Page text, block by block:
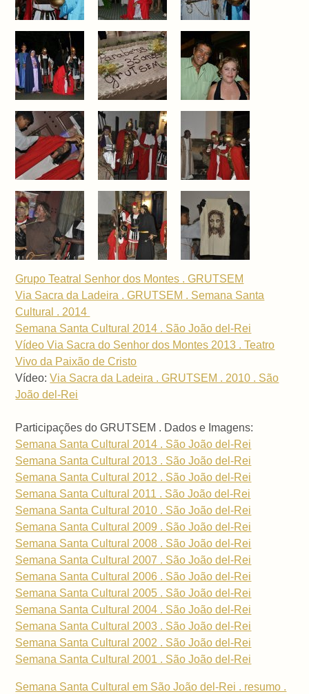
Grupo Teatral Senhor dos Montes . GRUTSEM
Via Sacra da Ladeira . GRUTSEM . Semana Santa
Cultural . 2014
Semana Santa Cultural 2014 . São João del-Rei
Vídeo Via Sacra do Senhor dos Montes 2013 . Teatro
Vivo da Paixão de Cristo
Vídeo:Via Sacra da Ladeira . GRUTSEM . 2010 . São
João del-Rei
Participações do GRUTSEM . Dados e Imagens:
Semana Santa Cultural 2014 . São João del-Rei
Semana Santa Cultural 2013 . São João del-Rei
Semana Santa Cultural 2012 . São João del-Rei
Semana Santa Cultural 2011 . São João del-Rei
Semana Santa Cultural 2010 . São João del-Rei
Semana Santa Cultural 2009 . São João del-Rei
Semana Santa Cultural 2008 . São João del-Rei
Semana Santa Cultural 2007 . São João del-Rei
Semana Santa Cultural 2006 . São João del-Rei
Semana Santa Cultural 2005 . São João del-Rei
Semana Santa Cultural 2004 . São João del-Rei
Semana Santa Cultural 2003 . São João del-Rei
Semana Santa Cultural 2002 . São João del-Rei
Semana Santa Cultural 2001 . São João del-Rei
Semana Santa Cultural em São João del-Rei . resumo .